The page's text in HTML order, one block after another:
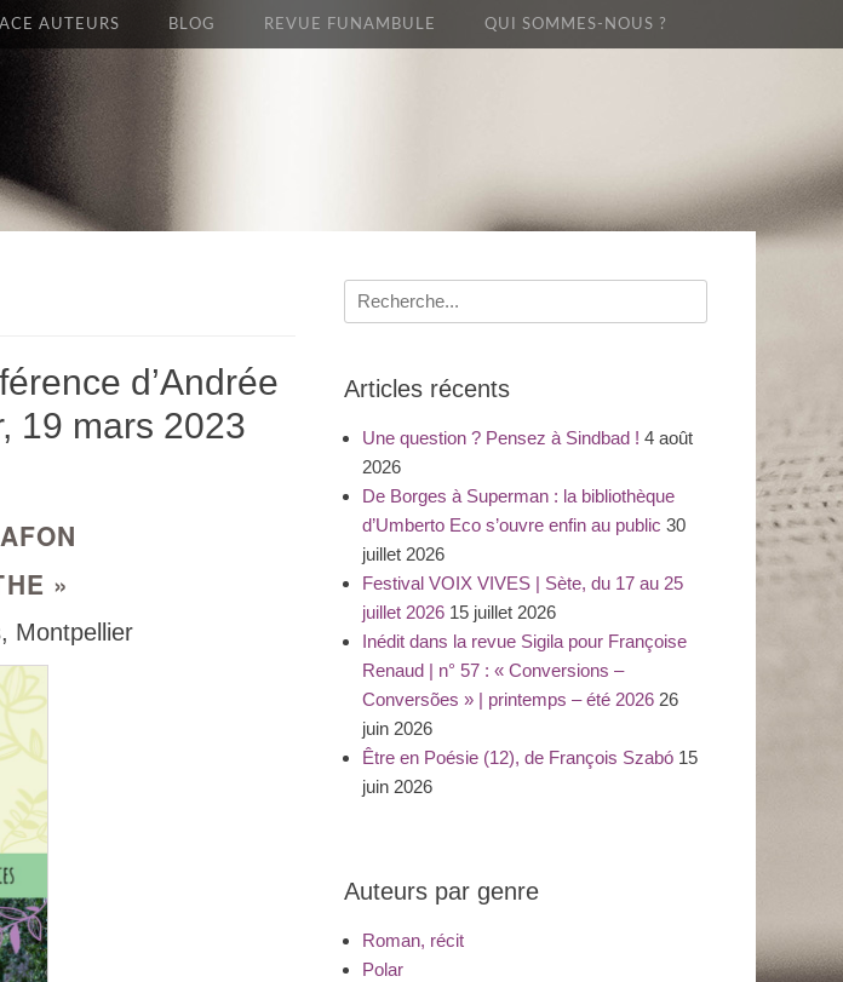
AUTEURS BLOG REVUE FUNAMBULE QUI SOMMES-NOUS ?
d’Andrée
19 mars 2023
»
Montpellier
Recherche
pour
Articles récents
Une question ? Pensez à Sindbad ! 4 août
2026
De Borges à Superman : la bibliothèque
d’Umberto Eco s’ouvre enfin au public 30
juillet 2026
Festival VOIX VIVES | Sète, du 17 au 25
juillet 2026 15 juillet 2026
Inédit dans la revue Sigila pour Françoise
Renaud | n° 57 : « Conversions –
Conversões » | printemps – été 2026 26
juin 2026
Être en Poésie (12), de François Szabó 15
juin 2026
Auteurs par genre
Roman, récit
Polar